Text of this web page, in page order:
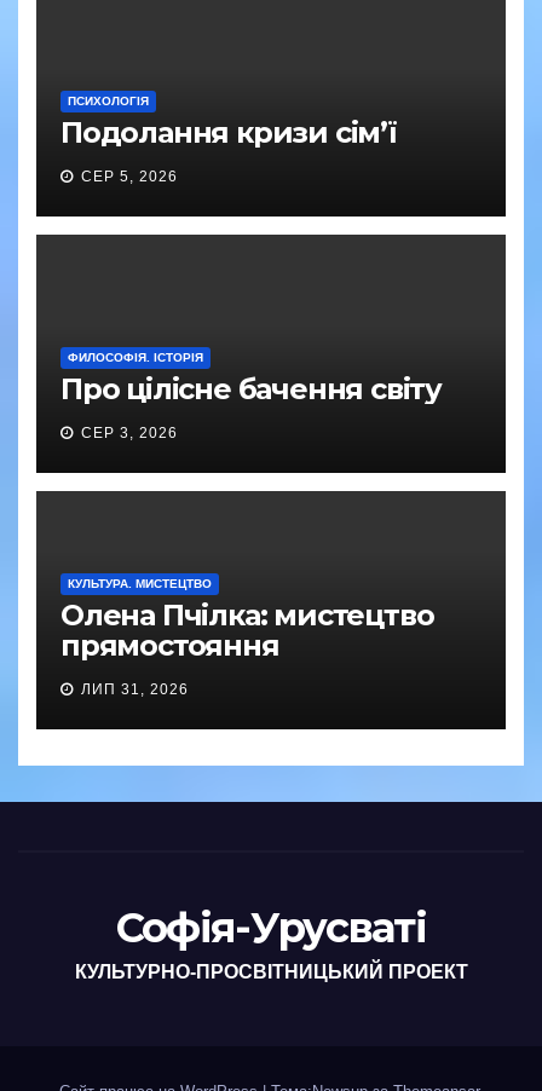
ПСИХОЛОГІЯ
Подолання кризи сім’ї
СЕР 5, 2026
ФИЛОСОФІЯ. ІСТОРІЯ
Про цілісне бачення світу
СЕР 3, 2026
КУЛЬТУРА. МИСТЕЦТВО
Олена Пчілка: мистецтво
прямостояння
ЛИП 31, 2026
Софія-Урусваті
КУЛЬТУРНО-ПРОСВІТНИЦЬКИЙ ПРОЕКТ